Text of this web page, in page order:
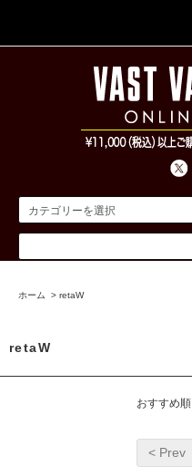
ホーム > retaW
retaW
おすすめ順
< Prev